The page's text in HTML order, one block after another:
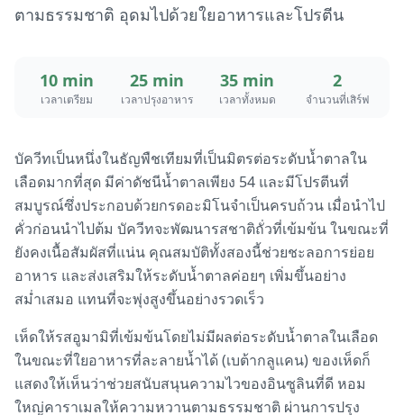
ตามธรรมชาติ อุดมไปด้วยใยอาหารและโปรตีน
10 min
เวลาเตรียม
25 min
เวลาปรุงอาหาร
35 min
เวลาทั้งหมด
2
จำนวนที่เสิร์ฟ
บัควีทเป็นหนึ่งในธัญพืชเทียมที่เป็นมิตรต่อระดับน้ำตาลใน
เลือดมากที่สุด มีค่าดัชนีน้ำตาลเพียง 54 และมีโปรตีนที่
สมบูรณ์ซึ่งประกอบด้วยกรดอะมิโนจำเป็นครบถ้วน เมื่อนำไป
คั่วก่อนนำไปต้ม บัควีทจะพัฒนารสชาติถั่วที่เข้มข้น ในขณะที่
ยังคงเนื้อสัมผัสที่แน่น คุณสมบัติทั้งสองนี้ช่วยชะลอการย่อย
อาหาร และส่งเสริมให้ระดับน้ำตาลค่อยๆ เพิ่มขึ้นอย่าง
สม่ำเสมอ แทนที่จะพุ่งสูงขึ้นอย่างรวดเร็ว
เห็ดให้รสอูมามิที่เข้มข้นโดยไม่มีผลต่อระดับน้ำตาลในเลือด
ในขณะที่ใยอาหารที่ละลายน้ำได้ (เบต้ากลูแคน) ของเห็ดก็
แสดงให้เห็นว่าช่วยสนับสนุนความไวของอินซูลินที่ดี หอม
ใหญ่คาราเมลให้ความหวานตามธรรมชาติ ผ่านการปรุง